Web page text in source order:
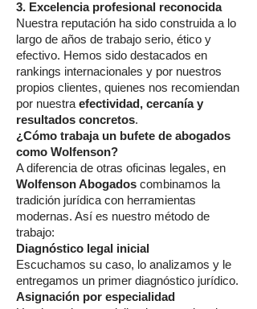
3. Excelencia profesional reconocida
Nuestra reputación ha sido construida a lo
largo de años de trabajo serio, ético y
efectivo. Hemos sido destacados en
rankings internacionales y por nuestros
propios clientes, quienes nos recomiendan
por nuestra efectividad, cercanía y
resultados concretos.
¿Cómo trabaja un bufete de abogados
como Wolfenson?
A diferencia de otras oficinas legales, en
Wolfenson Abogados combinamos la
tradición jurídica con herramientas
modernas. Así es nuestro método de
trabajo:
Diagnóstico legal inicial
Escuchamos su caso, lo analizamos y le
entregamos un primer diagnóstico jurídico.
Asignación por especialidad